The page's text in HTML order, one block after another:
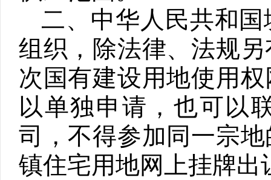
二、中华人民共和
组织，除法律、法规
次国有建设用地使用
以单独申请，也可以
司，不得参加同一宗
镇住宅用地网上挂牌出